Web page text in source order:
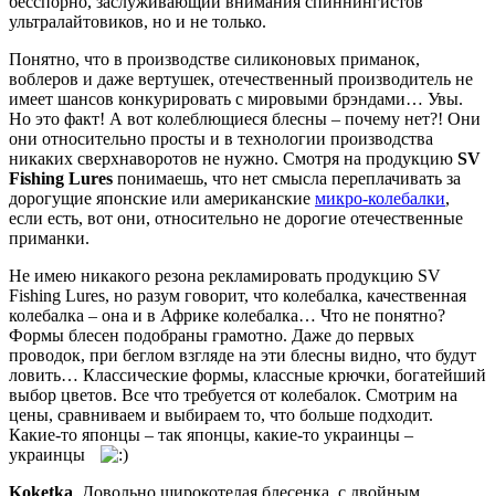
ультралайтовиков, но и не только.
Понятно, что в производстве силиконовых приманок,
воблеров и даже вертушек, отечественный производитель не
имеет шансов конкурировать с мировыми брэндами… Увы.
Но это факт! А вот колеблющиеся блесны – почему нет?! Они
они относительно просты и в технологии производства
никаких сверхнаворотов не нужно. Смотря на продукцию SV
Fishing Lures понимаешь, что нет смысла переплачивать за
дорогущие японские или американские микро-колебалки,
если есть, вот они, относительно не дорогие отечественные
приманки.
Не имею никакого резона рекламировать продукцию SV
Fishing Lures, но разум говорит, что колебалка, качественная
колебалка – она и в Африке колебалка… Что не понятно?
Формы блесен подобраны грамотно. Даже до первых
проводок, при беглом взгляде на эти блесны видно, что будут
ловить… Классические формы, классные крючки, богатейший
выбор цветов. Все что требуется от колебалок. Смотрим на
цены, сравниваем и выбираем то, что больше подходит.
Какие-то японцы – так японцы, какие-то украинцы –
украинцы
Koketka. Довольно широкотелая блесенка, с двойным